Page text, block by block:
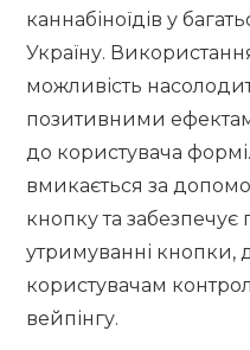
каннабіноїдів у
Україну.
можливість
позитивними
до користувача
вмикається за
кнопку та забезпечує
утримуванні кнопки,
користувачам
вейпінгу.